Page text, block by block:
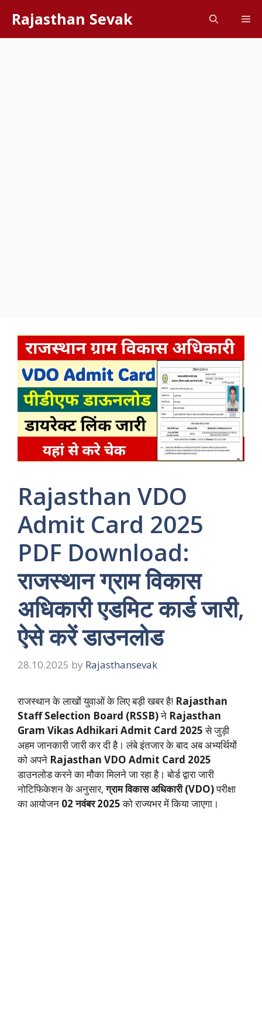
content
Rajasthan Sevak
Rajasthan VDO
Admit Card 2025
PDF Download:
राजस्थान ग्राम विकास
अधिकारी एडमिट कार्ड जारी,
ऐसे करें डाउनलोड
28.10.2025 by Rajasthansevak
राजस्थान के लाखों युवाओं के लिए बड़ी खबर है! Rajasthan
Staff Selection Board (RSSB)ने Rajasthan
Gram Vikas Adhikari Admit Card 2025से जुड़ी
अहम जानकारी जारी कर दी है। लंबे इंतजार के बाद अब अभ्यर्थियों
को अपने Rajasthan VDO Admit Card 2025
डाउनलोड करने का मौका मिलने जा रहा है। बोर्ड द्वारा जारी
नोटिफिकेशन के अनुसार,ग्राम विकास अधिकारी (VDO)परीक्षा
का आयोजन 02 नवंबर 2025को राज्यभर में किया जाएगा।